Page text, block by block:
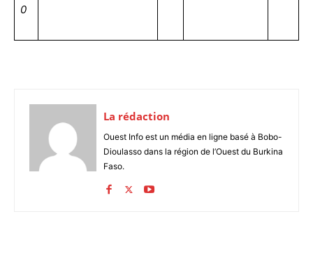
0
La rédaction
Ouest Info est un média en ligne basé à Bobo-
Dioulasso dans la région de l’Ouest du Burkina
Faso.